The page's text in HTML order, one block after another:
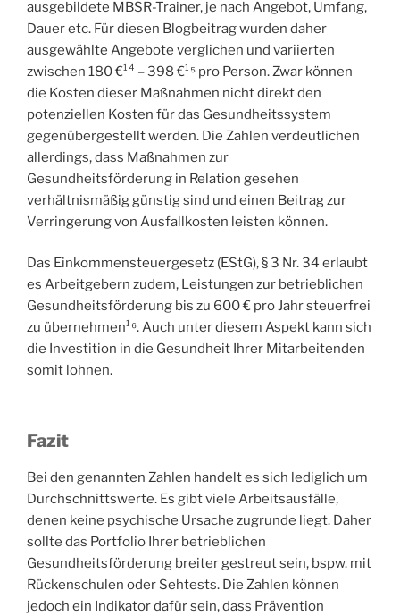
ausgebildete MBSR-Trainer, je nach Angebot, Umfang,
Dauer etc. Für diesen Blogbeitrag wurden daher
ausgewählte Angebote verglichen und variierten
zwischen 180 €¹⁴ – 398 €¹⁵ pro Person. Zwar können
die Kosten dieser Maßnahmen nicht direkt den
potenziellen Kosten für das Gesundheitssystem
gegenübergestellt werden. Die Zahlen verdeutlichen
allerdings, dass Maßnahmen zur
Gesundheitsförderung in Relation gesehen
verhältnismäßig günstig sind und einen Beitrag zur
Verringerung von Ausfallkosten leisten können.
Das Einkommensteuergesetz (EStG), § 3 Nr. 34 erlaubt
es Arbeitgebern zudem, Leistungen zur betrieblichen
Gesundheitsförderung bis zu 600 € pro Jahr steuerfrei
zu übernehmen¹⁶. Auch unter diesem Aspekt kann sich
die Investition in die Gesundheit Ihrer Mitarbeitenden
somit lohnen.
Fazit
Bei den genannten Zahlen handelt es sich lediglich um
Durchschnittswerte. Es gibt viele Arbeitsausfälle,
denen keine psychische Ursache zugrunde liegt. Daher
sollte das Portfolio Ihrer betrieblichen
Gesundheitsförderung breiter gestreut sein, bspw. mit
Rückenschulen oder Sehtests. Die Zahlen können
jedoch ein Indikator dafür sein, dass Prävention